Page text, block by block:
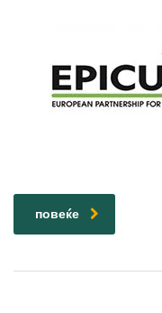
повеќе